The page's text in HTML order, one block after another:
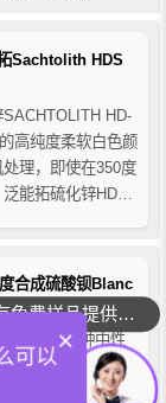
Sachtolith HDS
HD-
高纯度柔软白色颜
理，即使在350度
能拓硫化锌HDS
的工艺中有二氧
涂料配方设计师
合成硫酸钡Blanc
N是一种中性
，由高纯度溶液
成，它的粒径分布
你们有免费样品提供吗？
×
可以